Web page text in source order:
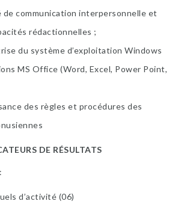
de communication interpersonnelle et
rédactionnelles ;
du système d’exploitation Windows
MS Office (Word, Excel, Power Point,
des règles et procédures des
DE RÉSULTATS
d’activité (06)